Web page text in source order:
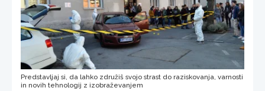
Predstavljaj si, da lahko združiš svojo strast do raziskovanja, varnosti
in novih tehnologij z izobraževanjem